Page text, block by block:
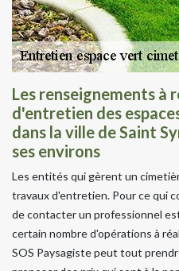
Les renseignements à
d'entretien des
dans la ville de Saint
ses environs
Les entités qui gèrent un
travaux d'entretien. Pour ce qui
de contacter un professionnel
certain nombre d'opérations à
SOS Paysagiste peut tout